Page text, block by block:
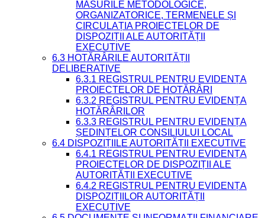
MĂSURILE METODOLOGICE,
ORGANIZATORICE, TERMENELE ȘI
CIRCULAȚIA PROIECTELOR DE
DISPOZIȚII ALE AUTORITĂȚII
EXECUTIVE
6.3 HOTĂRÂRILE AUTORITĂȚII
DELIBERATIVE
6.3.1 REGISTRUL PENTRU EVIDENȚA
PROIECTELOR DE HOTĂRÂRI
6.3.2 REGISTRUL PENTRU EVIDENȚA
HOTĂRÂRILOR
6.3.3 REGISTRUL PENTRU EVIDENȚA
ȘEDINȚELOR CONSILIULUI LOCAL
6.4 DISPOZIȚIILE AUTORITĂȚII EXECUTIVE
6.4.1 REGISTRUL PENTRU EVIDENȚA
PROIECTELOR DE DISPOZIȚII ALE
AUTORITĂȚII EXECUTIVE
6.4.2 REGISTRUL PENTRU EVIDENȚA
DISPOZIȚIILOR AUTORITĂȚII
EXECUTIVE